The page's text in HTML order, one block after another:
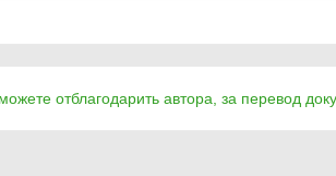
отблагодарить автора, за перевод